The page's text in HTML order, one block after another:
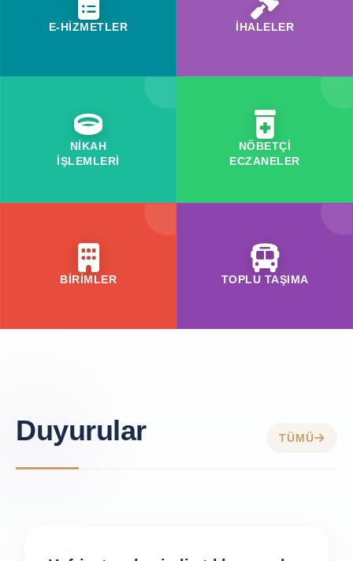
E-HİZMETLER İHALELER
NİKAH
İŞLEMLERİ
NÖBETÇİ
ECZANELER
BİRİMLER TOPLU TAŞIMA
Duyurular TÜMÜ